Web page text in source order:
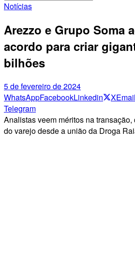
Notícias
Arezzo e Grupo Soma
acordo para criar
bilhões
5 de fevereiro de 2024
WhatsAppFacebookLinkedin XEmail
Telegram
Analistas veem méritos na
do varejo desde a união da Droga